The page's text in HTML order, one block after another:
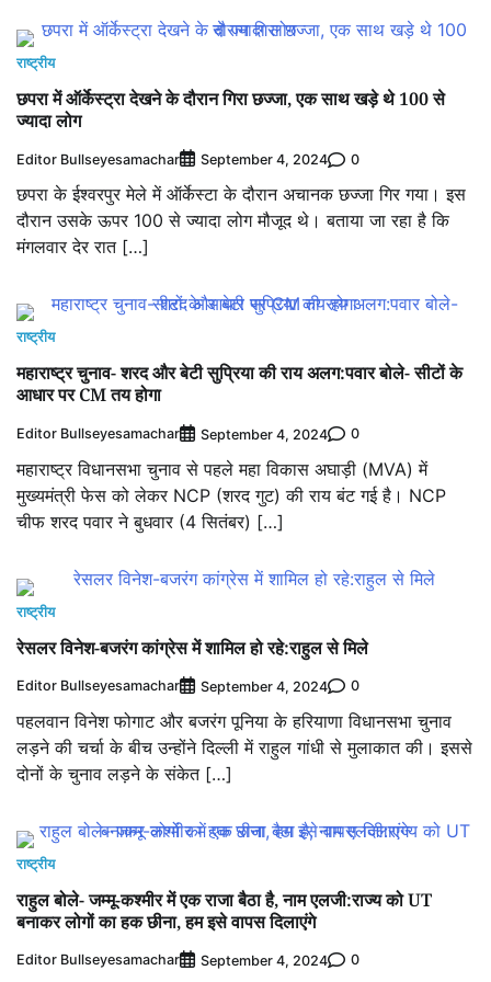
राष्ट्रीय
छपरा में ऑर्केस्ट्रा देखने के दौरान गिरा छज्जा, एक साथ खड़े थे 100 से
ज्यादा लोग
Editor Bullseyesamachar September 4, 2024 0
छपरा के ईश्वरपुर मेले में ऑर्केस्टा के दौरान अचानक छज्जा गिर गया। इस
दौरान उसके ऊपर 100 से ज्यादा लोग मौजूद थे। बताया जा रहा है कि
मंगलवार देर रात […]
राष्ट्रीय
महाराष्ट्र चुनाव- शरद और बेटी सुप्रिया की राय अलग:पवार बोले- सीटों के
आधार पर CM तय होगा
Editor Bullseyesamachar September 4, 2024 0
महाराष्ट्र विधानसभा चुनाव से पहले महा विकास अघाड़ी (MVA) में
मुख्यमंत्री फेस को लेकर NCP (शरद गुट) की राय बंट गई है। NCP
चीफ शरद पवार ने बुधवार (4 सितंबर) […]
राष्ट्रीय
रेसलर विनेश-बजरंग कांग्रेस में शामिल हो रहे:राहुल से मिले
Editor Bullseyesamachar September 4, 2024 0
पहलवान विनेश फोगाट और बजरंग पूनिया के हरियाणा विधानसभा चुनाव
लड़ने की चर्चा के बीच उन्होंने दिल्ली में राहुल गांधी से मुलाकात की। इससे
दोनों के चुनाव लड़ने के संकेत […]
राष्ट्रीय
राहुल बोले- जम्मू-कश्मीर में एक राजा बैठा है, नाम एलजी:राज्य को UT
बनाकर लोगों का हक छीना, हम इसे वापस दिलाएंगे
Editor Bullseyesamachar September 4, 2024 0